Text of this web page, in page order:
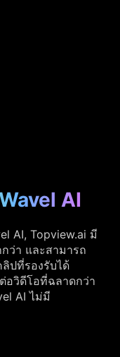
AI
AI, Topview.ai มี
ว่า และสามารถ
ลิปที่รองรับได้
อวิดีโอที่ฉลาดกว่า
AI ไม่มี